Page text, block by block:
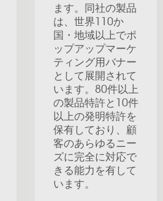
ます。同社の製品
は、世界110か
国・地域以上でポ
ップアップマーケ
ティング用バナー
として展開されて
います。80件以上
の製品特許と10件
以上の発明特許を
保有しており、顧
客のあらゆるニー
ズに完全に対応で
きる能力を有して
います。